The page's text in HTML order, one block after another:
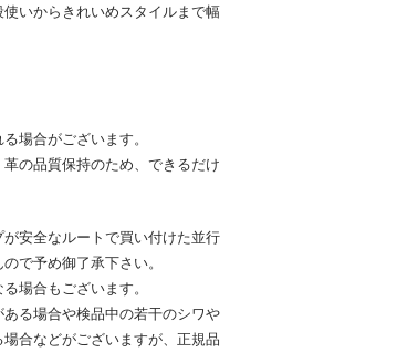
いからきれいめスタイルまで幅
場合がございます。
の品質保持のため、できるだけ
安全なルートで買い付けた並行
で予め御了承下さい。
場合もございます。
る場合や検品中の若干のシワや
合などがございますが、正規品